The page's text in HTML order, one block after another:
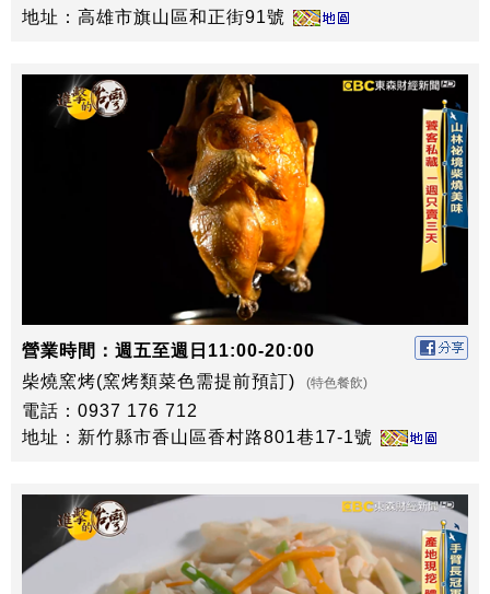
地址：高雄市旗山區和正街91號
營業時間：週五至週日11:00-20:00
柴燒窯烤(窯烤類菜色需提前預訂)
(特色餐飲)
電話：0937 176 712
地址：新竹縣市香山區香村路801巷17-1號